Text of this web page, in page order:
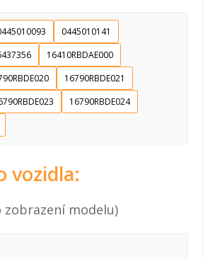
0445010141
16410RBDAE000
16790RBDE021
16790RBDE024
vozidla:
modelu)